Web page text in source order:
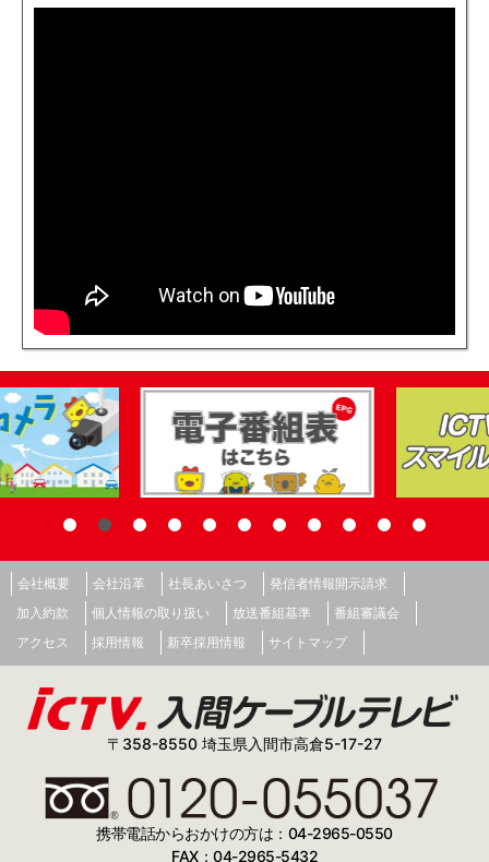
会社概要 会社沿革 社長あいさつ
発信者情報開示請求
加入約款
個人情報の取り扱い 放送番組基準
番組審議会
アクセス
採用情報 新卒採用情報 サイトマップ
〒358-8550 埼玉県入間市高倉5-17-27
携帯電話からおかけの方は：04-2965-0550
FAX：04-2965-5432